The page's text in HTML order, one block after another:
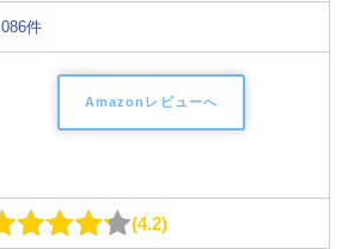
件
Amazonレビューへ
4.2